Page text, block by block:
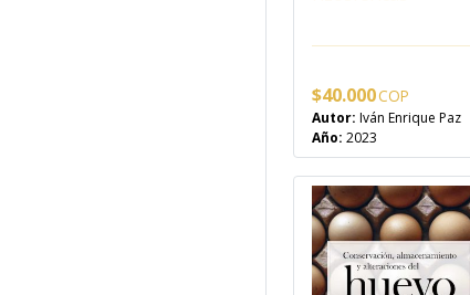
$40.000
Autor: Iván Enrique Paz
Año: 2023